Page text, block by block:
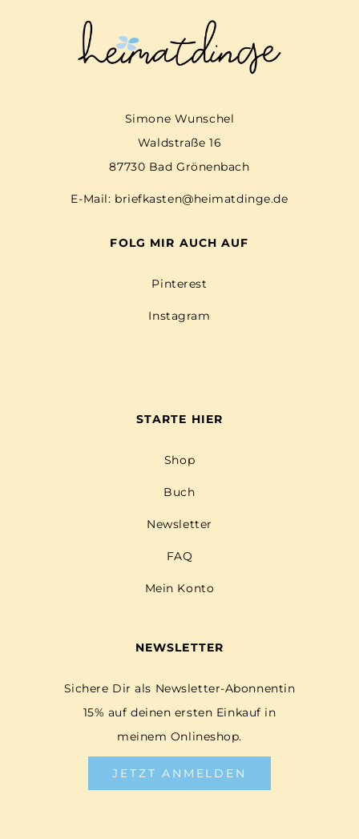
Simone Wunschel
Waldstraße 16
87730 Bad Grönenbach
E-Mail: briefkasten@heimatdinge.de
FOLG MIR AUCH AUF
Pinterest
Instagram
STARTE HIER
Shop
Buch
Newsletter
FAQ
Mein Konto
NEWSLETTER
Sichere Dir als Newsletter-Abonnentin
15% auf deinen ersten Einkauf in
meinem Onlineshop.
JETZT ANMELDEN